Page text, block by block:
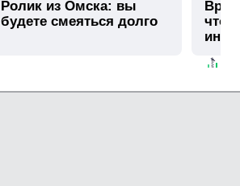
Ролик из Омска: вы
будете смеяться долго
Врач